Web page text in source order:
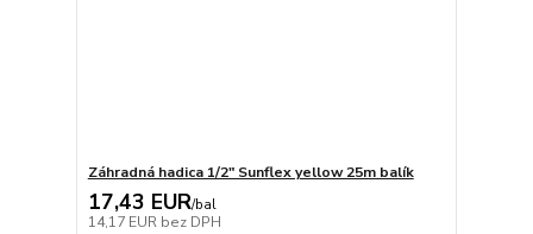
Záhradná hadica 1/2" Sunflex yellow 25m balík
17,43 EUR/bal
14,17 EUR bez DPH